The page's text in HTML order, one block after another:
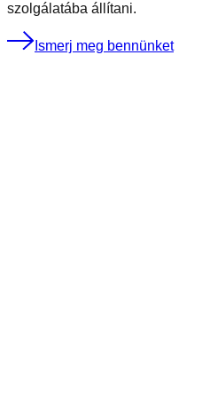
szolgálatába állítani.
Ismerj meg bennünket